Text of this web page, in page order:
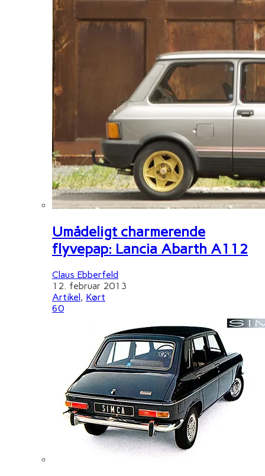
Umådeligt charmerende
flyvepap: Lancia Abarth A112
Claus Ebberfeld
12. februar 2013
Artikel, Kørt
60